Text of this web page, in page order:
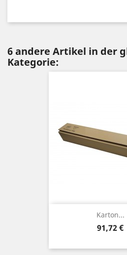
6 andere Artikel in der
Kategorie:
Karton...
Preis
91,72 €